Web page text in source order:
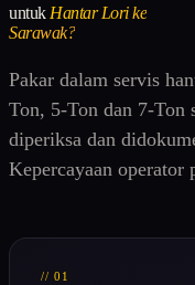
untuk Hantar Lori ke
Sarawak?
Pakar dalam servis
Ton, 5-Ton dan 7-Ton
diperiksa dan
Kepercayaan operator
// 01